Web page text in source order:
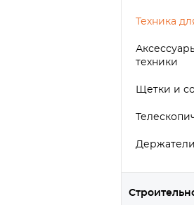
Техника
техники
Щетки и
Тест